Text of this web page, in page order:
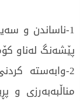
1-ناساندن و
پێشەنگ لەناو
2-وابەستە
مناڵبەبەرزی و